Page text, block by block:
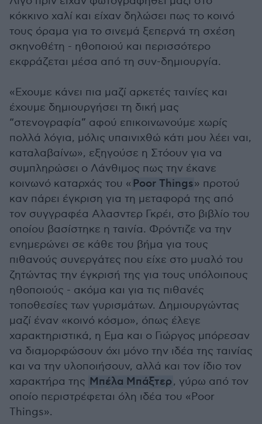
κόκκινο χαλί και είχαν δηλώσει πως το κοινό
τους όραμα για το σινεμά ξεπερνά τη σχέση
σκηνοθέτη - ηθοποιού και περισσότερο
εκφράζεται μέσα από τη συν-δημιουργία.
«Εχουμε κάνει πια μαζί αρκετές ταινίες και
έχουμε δημιουργήσει τη δική μας
“στενογραφία” αφού επικοινωνούμε χωρίς
πολλά λόγια, μόλις υπαινιχθώ κάτι μου λέει ναι,
καταλαβαίνω», εξηγούσε η Στόουν για να
συμπληρώσει ο Λάνθιμος πως την έκανε
κοινωνό καταρχάς του « Poor Things» προτού
καν πάρει έγκριση για τη μεταφορά της από
τον συγγραφέα Αλασντερ Γκρέι, στο βιβλίο του
οποίου βασίστηκε η ταινία. Φρόντιζε να την
ενημερώνει σε κάθε του βήμα για τους
πιθανούς συνεργάτες που είχε στο μυαλό του
ζητώντας την έγκρισή της για τους υπόλοιπους
ηθοποιούς - ακόμα και για τις πιθανές
τοποθεσίες των γυρισμάτων. Δημιουργώντας
μαζί έναν «κοινό κόσμο», όπως έλεγε
χαρακτηριστικά, η Εμα και ο Γιώργος μπόρεσαν
να διαμορφώσουν όχι μόνο την ιδέα της ταινίας
και να την υλοποιήσουν, αλλά και τον ίδιο τον
χαρακτήρα της Μπέλα Μπάξτερ, γύρω από τον
οποίο περιστρέφεται όλη ιδέα του «Poor
Things».